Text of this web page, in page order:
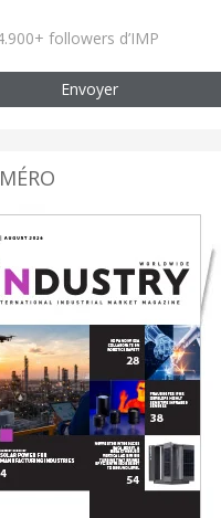
followers d’IMP
Envoyer